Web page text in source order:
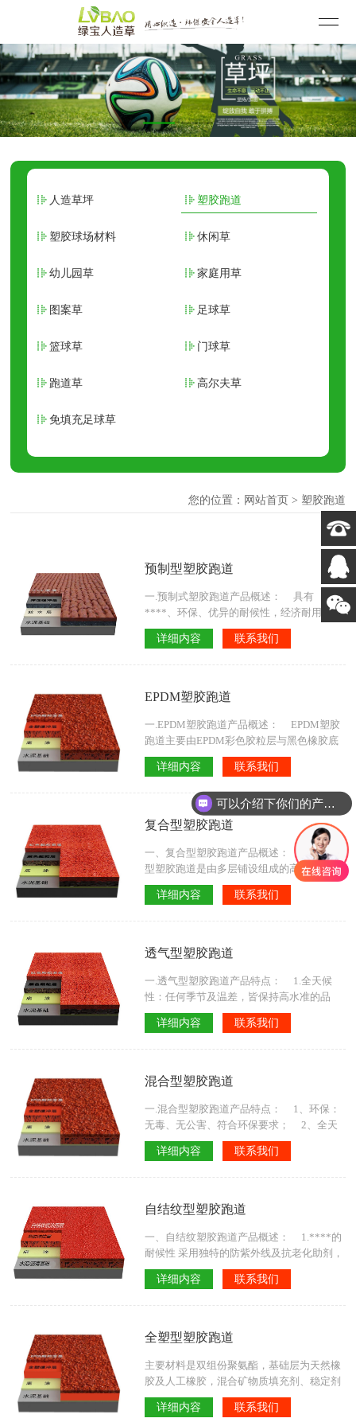
人造草坪 塑胶跑道
塑胶球场材料 休闲草
幼儿园草 家庭用草
图案草 足球草
篮球草 门球草
跑道草 高尔夫草
免填充足球草
您的位置： 网站首页> 塑胶跑道
预制型塑胶跑道
一.预制式塑胶跑道产品概述： 具有
****、环保、优异的耐候性，经济耐用，多
色彩效果。安装便捷，只需使用我们配套提
供的专用粘接剂，在少量人力和机械条件
用。而且具有免维护的特点。 二.预制式塑
铺设，气候条件在-16度以上的地区，...
详细内容 联系我们
EPDM塑胶跑道
一.EPDM塑胶跑道产品概述： EPDM塑胶
跑道主要由EPDM彩色胶粒层与黑色橡胶底
层组成，是固定式的赛场跑道材料。国际赛
事标准的EPDM跑道规格是
层）。也可根据需求，加厚EPDM彩色胶粒
层至8mm左右。全天候使用，不会因紫外
线，酸雨等的污染而褪色，能长期保持其高
水准的。 二.EPDM塑胶跑道产品特点：
1、色泽鲜艳、美观舒适
详细内容 联系我们
复合型塑胶跑道
一、复合型塑胶跑道产品概述： 1、复合
型塑胶跑道是由多层铺设组成的高性能面层
结构，具有长时间的使用寿命，弹性程度及
动力学设计特征。底层由聚氨酯黏合剂按控
成。 2、其施工结合了“传统式”和“透气
紫外线，****避免运动伤害，...
详细内容 联系我们
透气型塑胶跑道
一.透气型塑胶跑道产品特点： 1.全天候
性：任何季节及温差，皆保持高水准的品
质，雨后即可使用，提高利用率。 2.施工
快捷：由于采用特殊材料，故施工对天气要
度的弹性及反弹力，减少运动伤害。 4.耐
候性强：特殊的胶粒表面，能抵抗紫外线臭
氧及亚硫酸...
详细内容 联系我们
混合型塑胶跑道
一.混合型塑胶跑道产品特点： 1、环保：
无毒、无公害、符合环保要求； 2、全天
候使用：任何季节及温差，均能维持高水准
的品质，雨后更能立即使用，增加利用时
进竞赛成绩； 4、冲击力吸收：适度吸收
赛均适宜；
详细内容 联系我们
自结纹型塑胶跑道
一、自结纹塑胶跑道产品概述： 1.****的
耐候性 采用独特的防紫外线及抗老化助剂，
使产品具有****的防老化、抗紫外线色变性
能,颜色鲜艳恒久不退. 2.****的耐磨防滑
及金刚沙粉进行喷涂，使面层形成一种更为
耐侯、耐老化等传统特点，又克服了传统聚
酯跑道易脱...
详细内容 联系我们
全塑型塑胶跑道
主要材料是双组份聚氨酯，基础层为天然橡
胶及人工橡胶，混合矿物质填充剂、稳定剂
及色料在280-300℃的高温加硫硬化一体成
型。详细内容 联系我们
可以介绍下你们的产品么